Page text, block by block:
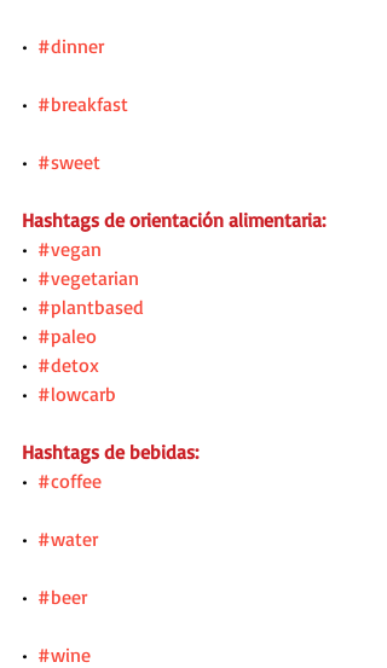
• #dinner
• #breakfast
• #sweet
Hashtags de orientación alimentaria:
• #vegan
• #vegetarian
• #plantbased
• #paleo
• #detox
• #lowcarb
Hashtags de bebidas:
• #coffee
• #water
• #beer
• #wine